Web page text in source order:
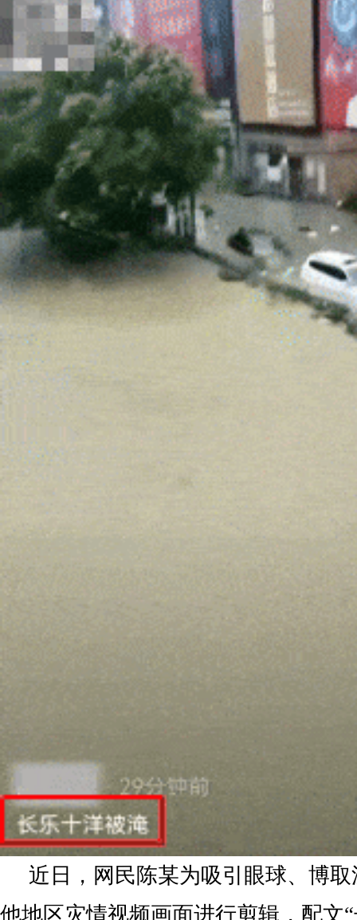
近日，网民陈某为吸引眼球、博
他地区灾情视频画面进行剪辑，配文